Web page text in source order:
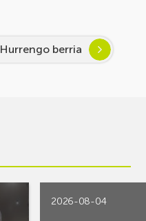
Hurrengo berria
2026-08-04